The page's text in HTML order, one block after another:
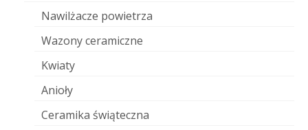
Nawilżacze powietrza
Wazony ceramiczne
Kwiaty
Anioły
Ceramika świąteczna